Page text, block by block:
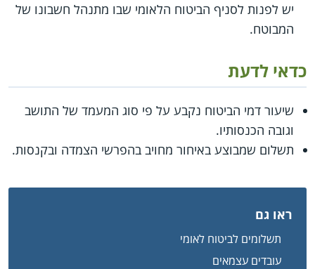
יש לפנות לסניף הביטוח הלאומי שבו מתנהל חשבונו של
המבוטח.
כדאי לדעת
שיעור דמי הביטוח נקבע על פי סוג המעמד של התושב
וגובה הכנסותיו.
תשלום שמבוצע באיחור מחויב בהפרשי הצמדה ובקנסות.
ראו גם
תשלומים לביטוח לאומי
עובדים עצמאים